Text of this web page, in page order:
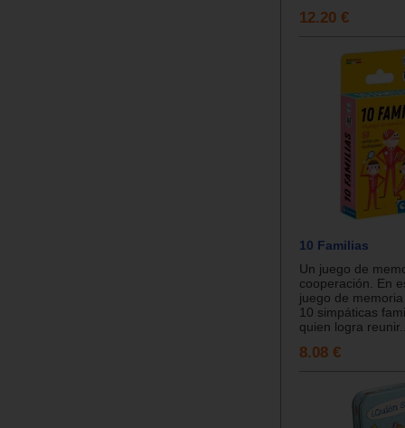
12.20 €
10 Familias
Un juego de
cooperación. En
juego de
10 simpáticas
quien logra
8.08 €